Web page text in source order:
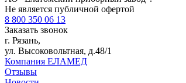
Не является публичной офертой
8 800 350 06 13
Заказать звонок
г. Рязань,
ул. Высоковольтная, д.48/1
Компания ЕЛАМЕД
Отзывы